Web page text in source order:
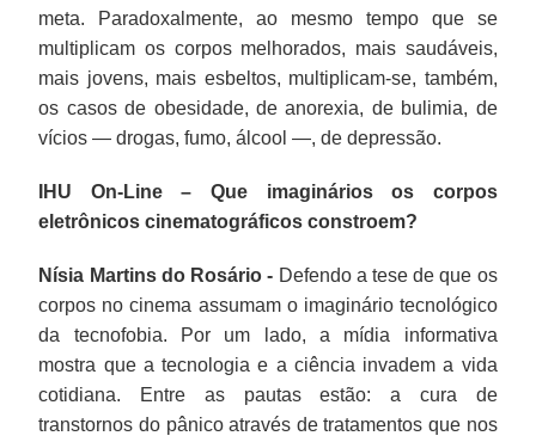
meta. Paradoxalmente, ao mesmo tempo que se
multiplicam os corpos melhorados, mais saudáveis,
mais jovens, mais esbeltos, multiplicam-se, também,
os casos de obesidade, de anorexia, de bulimia, de
vícios — drogas, fumo, álcool —, de depressão.
IHU On-Line – Que imaginários os corpos
eletrônicos cinematográficos constroem?
Nísia Martins do Rosário - Defendo a tese de que os
corpos no cinema assumam o imaginário tecnológico
da tecnofobia. Por um lado, a mídia informativa
mostra que a tecnologia e a ciência invadem a vida
cotidiana. Entre as pautas estão: a cura de
transtornos do pânico através de tratamentos que nos